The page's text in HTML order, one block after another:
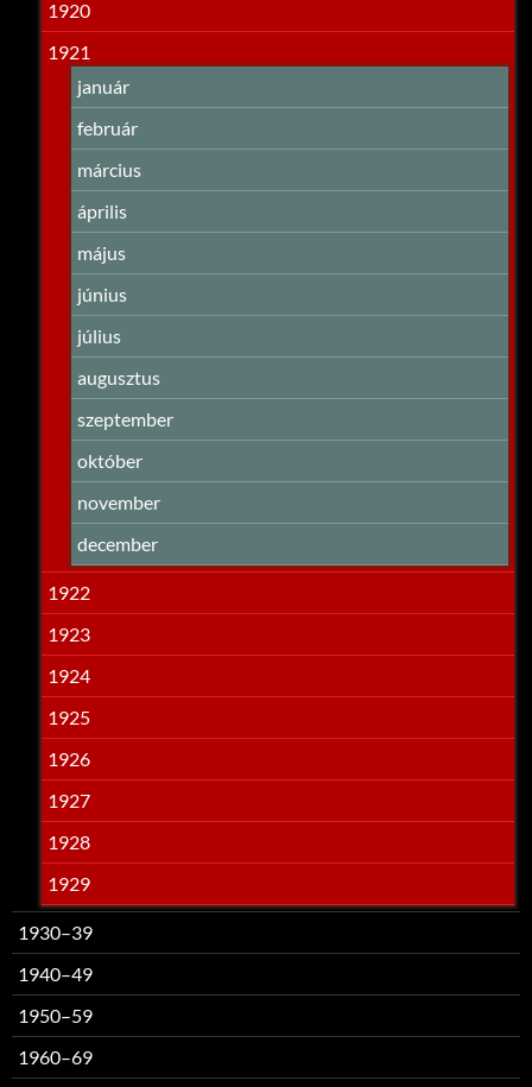
1920
1921
január
február
március
április
május
június
július
augusztus
szeptember
október
november
december
1922
1923
1924
1925
1926
1927
1928
1929
1930–39
1940–49
1950–59
1960–69